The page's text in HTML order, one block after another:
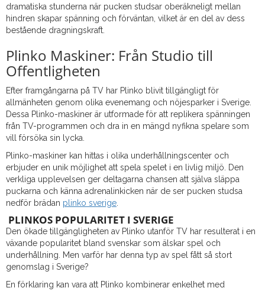
dramatiska stunderna när pucken studsar oberäkneligt mellan
hindren skapar spänning och förväntan, vilket är en del av dess
bestående dragningskraft.
Plinko Maskiner: Från Studio till
Offentligheten
Efter framgångarna på TV har Plinko blivit tillgängligt för
allmänheten genom olika evenemang och nöjesparker i Sverige.
Dessa Plinko-maskiner är utformade för att replikera spänningen
från TV-programmen och dra in en mängd nyfikna spelare som
vill försöka sin lycka.
Plinko-maskiner kan hittas i olika underhållningscenter och
erbjuder en unik möjlighet att spela spelet i en livlig miljö. Den
verkliga upplevelsen ger deltagarna chansen att själva släppa
puckarna och känna adrenalinkicken när de ser pucken studsa
nedför brädan plinko sverige
PLINKOS POPULARITET I SVERIGE
Den ökade tillgängligheten av Plinko utanför TV har resulterat i en
växande popularitet bland svenskar som älskar spel och
underhållning. Men varför har denna typ av spel fått så stort
genomslag i Sverige?
En förklaring kan vara att Plinko kombinerar enkelhet med